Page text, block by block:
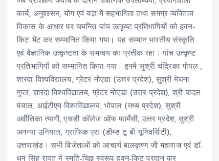
कार्य, अनुशासन, योग एवं यज्ञ में सहभागिता तथा समग्र व्यक्तित्व
विकास के आधार पर चयनित पांच उत्कृष्ट प्रतिभागियों को हवन-
किट भेंट कर सम्मानित किया गया। यह सम्मान भारतीय संस्कृति
एवं वैज्ञानिक उत्कृष्टता के समन्वय का प्रतीक रहा। पांच उत्कृष्ट
प्रतिभागियों को सम्मानित किया गया। इनमें सुश्री चंद्रिका गोयल ,
शारदा विश्वविद्यालय, ग्रेटर नोएडा (उत्तर प्रदेश), सुश्री मेघना
गुप्ता, शारदा विश्वविद्यालय, ग्रेटर नोएडा (उत्तर प्रदेश), श्री बादल
पंचाल, आईटीएम विश्वविद्यालय, भोपाल (मध्य प्रदेश), सुश्री
अर्वीतिका त्यागी, एसडी कॉलेज ऑफ फार्मेसी, उत्तर प्रदेश, सुश्री
अनन्या उनियाल, ग्राफिक एरा (डीम्ड टू बी यूनिवर्सिटी),
उत्तराखंड। सभी विजेताओं को आचार्य बालकृष्ण जी महाराज एवं डॉ.
धन सिंह रावत ने स्मृति-चिह्न स्वरूप हवन-किट प्रदान कर